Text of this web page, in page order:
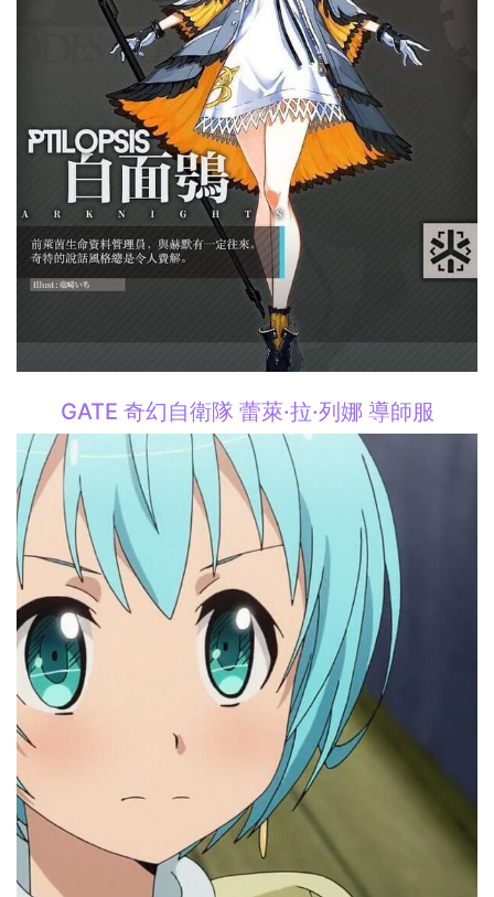
GATE 奇幻自衛隊 蕾萊·拉·列娜 導師服